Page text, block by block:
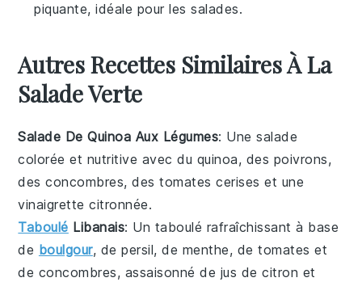
piquante, idéale pour les salades.
Autres Recettes Similaires À La
Salade Verte
Salade De Quinoa Aux Légumes: Unesalade
colorée et nutritive avec du quinoa, des poivrons,
desconcombres, destomates cerises et une
vinaigrette citronnée.
Taboulé Libanais: Un taboulé rafraîchissant à base
de boulgour, depersil, de menthe, detomates et
de concombres, assaisonné de jus decitron et